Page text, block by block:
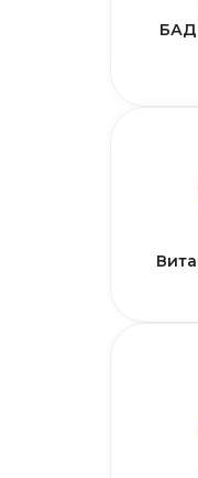
БАД